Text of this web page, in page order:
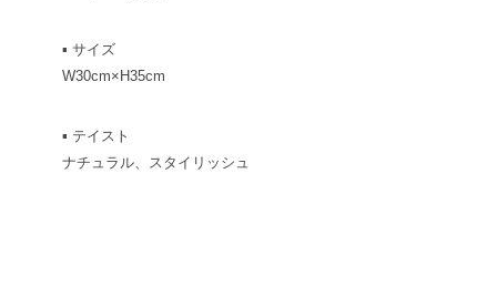
▪︎ サイズ
W30cm×H35cm
▪︎ テイスト
ナチュラル、スタイリッシュ